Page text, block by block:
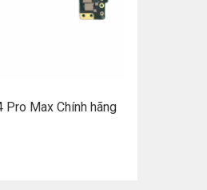
Pro Max Chính hãng